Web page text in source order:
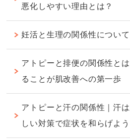
悪化しやすい理由とは？
妊活と生理の関係性について
アトピーと排便の関係性と
ることが肌改善への第一歩
アトピーと汗の関係性｜汗
しい対策で症状を和らげよう